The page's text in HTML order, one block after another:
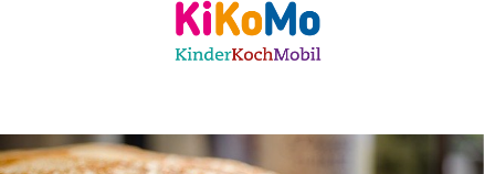
Kinderkochmobil KiKoMo Karlsruhe
Kindergeburtstag im KiKoMo
Mitmachen
Spenden